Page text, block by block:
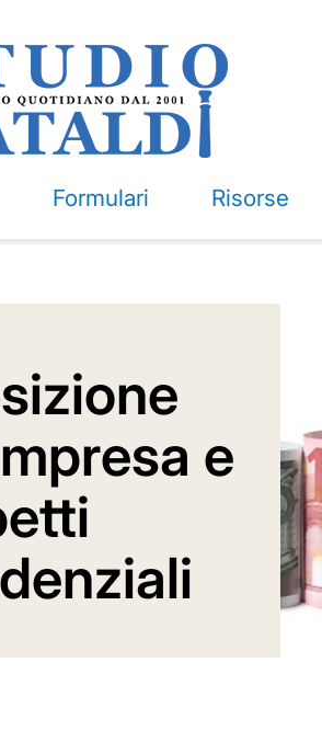
Formulari Risorse
e